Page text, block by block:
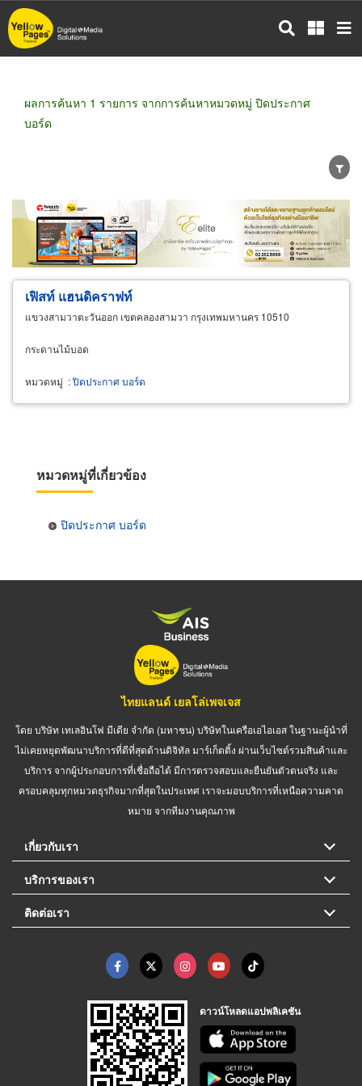
ข้าม
ไป
ผลการค้นหา 1 รายการ จากการค้นหาหมวดหมู่ ปิดประกาศ
บอร์ด
ขายส่ง ขายปลีก ผู้ผลิต
ตัวแทนจัดจำหน่าย
ผู้ส่งออก/นำเข้า
ธุรกิจบริการ
เฟิสท์ แฮนดิคราฟท์
แขวงสามวาตะวันออก เขตคลองสามวา กรุงเทพมหานคร 10510
กระดานไม้บอด
หมวดหมู่ :ปิดประกาศ บอร์ด
หมวดหมู่ที่เกี่ยวข้อง
ปิดประกาศ บอร์ด
ไทยแลนด์ เยลโล่เพจเจส
โดย บริษัท เทเลอินโฟ มีเดีย จำกัด (มหาชน) บริษัทในเครือเอไอเอส ในฐานะผู้นำที่
ไม่เคยหยุดพัฒนาบริการที่ดีที่สุดด้านดิจิทัล มาร์เก็ตติ้ง ผ่านเว็บไซต์รวมสินค้าและ
บริการ จากผู้ประกอบการที่เชื่อถือได้ มีการตรวจสอบและยืนยันตัวตนจริง และ
ครอบคลุมทุกหมวดธุรกิจมากที่สุดในประเทศ เราจะมอบบริการที่เหนือความคาด
หมาย จากทีมงานคุณภาพ
เกี่ยวกับเรา
บริการของเรา
ติดต่อเรา
ดาวน์โหลดแอปพลิเคชัน